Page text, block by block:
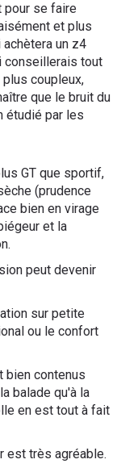
pour se faire
et plus
un z4
conseillerais tout
coupleux,
que le bruit du
étudié par les
GT que sportif,
(prudence
bien en virage
et la
peut devenir
sur petite
ou le confort
bien contenus
balade qu'à la
en est tout à fait
est très agréable.